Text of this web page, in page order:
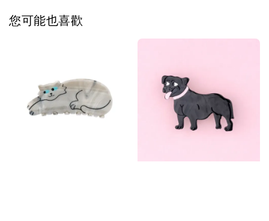
您可能也喜歡